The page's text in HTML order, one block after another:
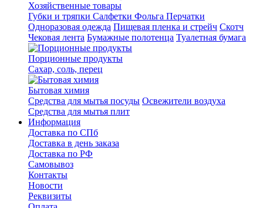
Хозяйственные товары
Губки и тряпки Салфетки Фольга Перчатки
Одноразовая одежда Пищевая пленка и стрейч Скотч
Чековая лента Бумажные полотенца Туалетная бумага
Порционные продукты
Сахар, соль, перец
Бытовая химия
Средства для мытья посуды Освежители воздуха
Средства для мытья плит
Информация
Доставка по СПб
Доставка в день заказа
Доставка по РФ
Самовывоз
Контакты
Новости
Реквизиты